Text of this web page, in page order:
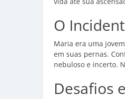
O
Maria era uma
em suas pernas.
nebuloso e incerto.
Desafios